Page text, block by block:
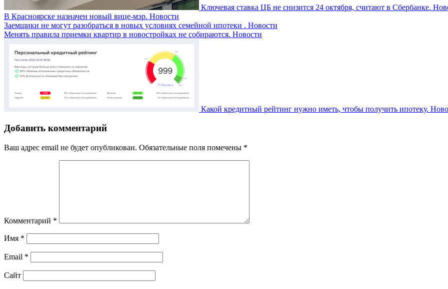
Ключевая ставка ЦБ не снизится 24 октября, считают в Сбербанке.
В Красноярске назначен новый вице-мэр. Новости
Заемщики не могут разобраться в новых условиях семейной ипотеки . Новости
Менять правила приемки квартир в новостройках не собираются. Новости
Какой кредитный рейтинг нужно иметь, чтобы получить ипотеку.
Добавить комментарий
Ваш адрес email не будет опубликован. Обязательные поля помечены *
Комментарий *
Имя *
Email *
Сайт